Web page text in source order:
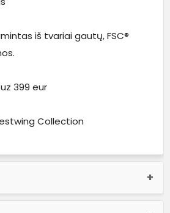
iš tvariai gautų, FSC®
399 eur
Collection